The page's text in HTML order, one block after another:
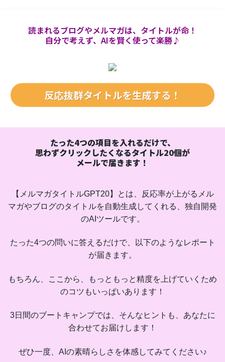
読まれるブログやメルマガは、タイトルが命！
自分で考えず、AIを賢く使って楽勝♪
反応抜群タイトルを生成する！
たった4つの項目を入れるだけで、
思わずクリックしたくなるタイトル20個が
メールで届きます！
【メルマガタイトルGPT20】とは、反応率が上がるメル
マガやブログのタイトルを自動生成してくれる、独自開発
のAIツールです。
たった4つの問いに答えるだけで、以下のようなレポート
が届きます。
もちろん、ここから、もっともっと精度を上げていくため
のコツもいっぱいあります！
3日間のブートキャンプでは、そんなヒントも、あなたに
合わせてお届けします！
ぜひ一度、AIの素晴らしさを体感してみてください♪